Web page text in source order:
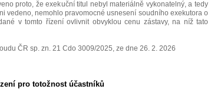
proto, že exekuční titul nebyl materiálně vykonatelný, a tedy
vedeno, nemohlo pravomocné usnesení soudního exekutora o
v tomto řízení ovlivnit obvyklou cenu zástavy, na níž tato
ČR sp. zn. 21 Cdo 3009/2025, ze dne 26. 2. 2026
pro totožnost účastníků